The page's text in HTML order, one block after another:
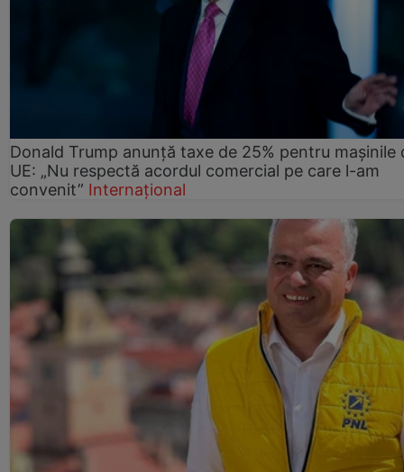
Donald Trump anunță taxe de 25% pentru mașinile
UE: „Nu respectă acordul comercial pe care l-am
convenit” Internațional